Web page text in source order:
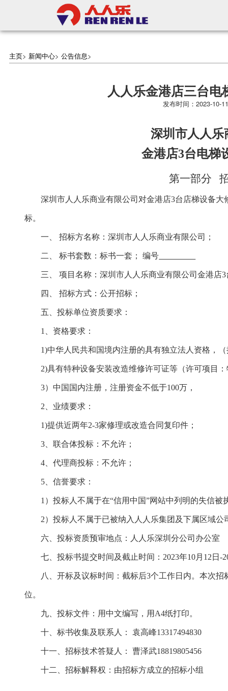
主页> 新闻中心> 公告信息>
人人乐金港店三台
发布时间：2023-
深圳市人人乐
金港店3台电梯
第一部分
深圳市人人乐商业有限公司 对金港店3台店梯设备大
标。
一、招标方名称：深圳市人人乐商业有限公司 ；
二、标书套数：标书一套； 编号
三、项目名称：深圳市人人乐商业有限公司金港店3
四、招标方式：公开招标；
五、投标单位资质要求：
1、 资格要求：
1)中华人民共和国境内注册的具有独立法人资格，
2)具有特种设备安装改造维修许可证等（许可项目
3） 中国国内注册，注册资金不低于100万，
2、业绩要求：
1)提供近两年2-3家修理或改造合同复印件；
3、联合体投标：不允许；
4、代理商投标：不允许；
5、信誉要求：
1）投标人不属于在“信用中国”网站中列明的失信被
2）投标人不属于已被纳入人人乐集团及下属区域
六、投标资质预审地点： 人人乐深圳分公司办公室
七、投标书提交时间及截止时间： 2023年10月12日-
八、开标及议标时间：截标后3个工作日内。本次招
位。
九、投标文件：用中文编写，用 A4纸打印。
十、标书收集及联系人： 袁高峰13317494830
十一、招标技术答疑人： 曹泽武18819805456
十二、招标解释权：由招标方成立的招标小组